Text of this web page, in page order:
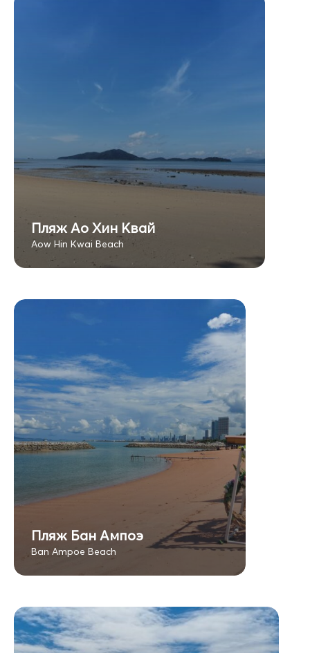
Пляж Ао Хин Квай
Aow Hin Kwai Beach
Пляж Бан Ампоэ
Ban Ampoe Beach